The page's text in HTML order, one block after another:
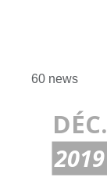
60 news
DÉC.
2019